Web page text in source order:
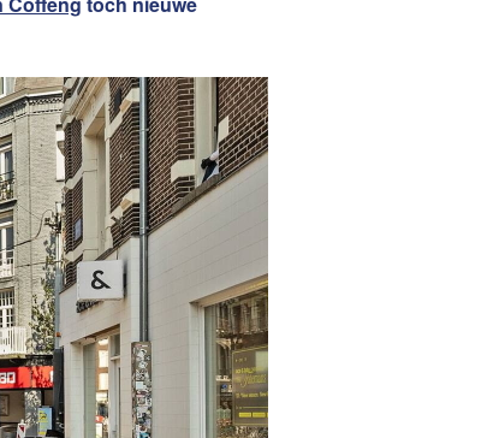
Woning Waarde Adviesdagen